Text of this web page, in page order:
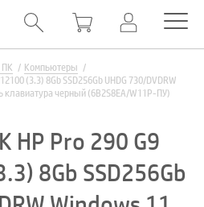
ПК
Компьютеры
(3.3) 8Gb SSD256Gb UHDG 730/DVDRW
черный (6B2S8EA/W11P-ПУ)
HP Pro 290 G9
8Gb SSD256Gb